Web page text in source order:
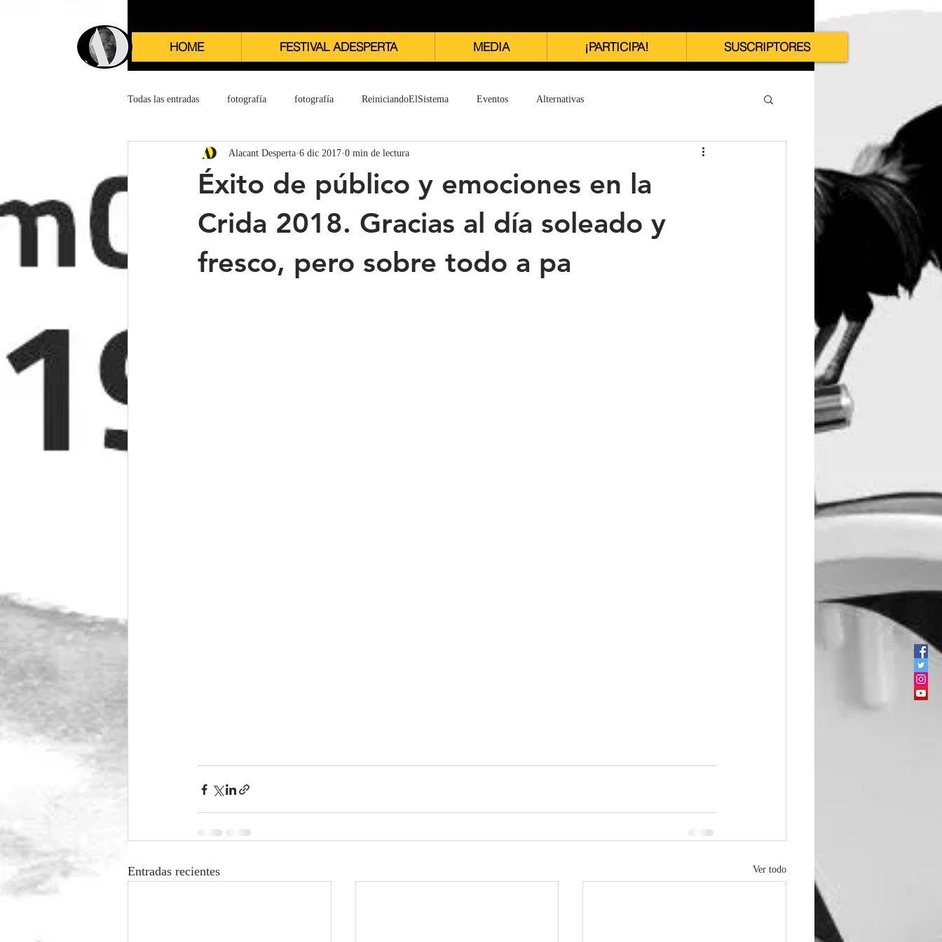
HOME FESTIVAL ADESPERTA MEDIA ¡PARTICIPA! SUSCRIPTORES
Todas las entradas fotografía fotografía ReiniciandoElSistema Eventos Alternativas
Éxito de público y emociones en la
Crida 2018. Gracias al día soleado y
fresco, pero sobre todo a pa
Alacant Desperta 6 dic 2017 0 min de lectura
Entradas recientes Ver todo